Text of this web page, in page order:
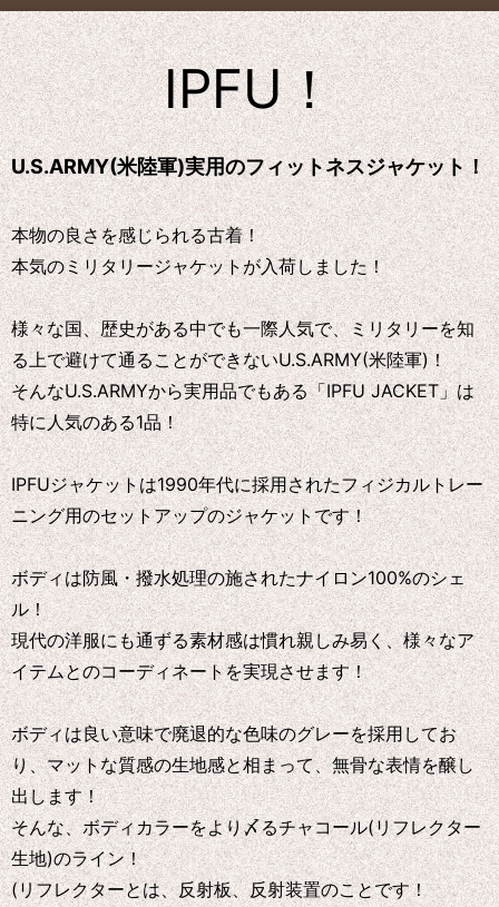
IPFU！
U.S.ARMY(米陸軍)実用のフィットネスジャケット！
本物の良さを感じられる古着！
本気のミリタリージャケットが入荷しました！
様々な国、歴史がある中でも一際人気で、ミリタリーを知
る上で避けて通ることができないU.S.ARMY(米陸軍)！
そんなU.S.ARMYから実用品でもある「IPFU JACKET」は
特に人気のある1品！
IPFUジャケットは1990年代に採用されたフィジカルトレー
ニング用のセットアップのジャケットです！
ボディは防風・撥水処理の施されたナイロン100%のシェ
ル！
現代の洋服にも通ずる素材感は慣れ親しみ易く、様々なア
イテムとのコーディネートを実現させます！
ボディは良い意味で廃退的な色味のグレーを採用してお
り、マットな質感の生地感と相まって、無骨な表情を醸し
出します！
そんな、ボディカラーをより〆るチャコール(リフレクター
生地)のライン！
(リフレクターとは、反射板、反射装置のことです！